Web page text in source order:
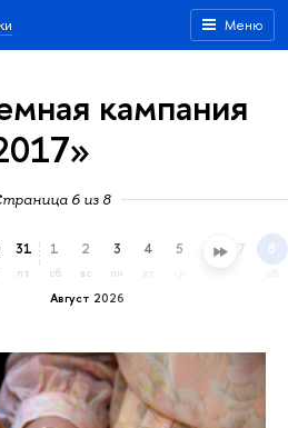
Меню
кампания
6 из 8
31
пт
Август 2026
1
сб
2
вс
3
пн
4 5 6 7 8
сб